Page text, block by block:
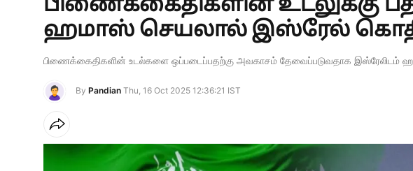
பிணைக்கைதிகளின் உடலுக்கு
ஹமாஸ் செயலால் இஸ்ரேல்
பிணைக்கைதிகளின் உடல்களை ஒப்படைப்பதற்கு அவகாசம் தேவைப்படுவதாக இஸ்ரேலிடம்
By Pandian Thu, 16 Oct 2025 12:36:21 IST